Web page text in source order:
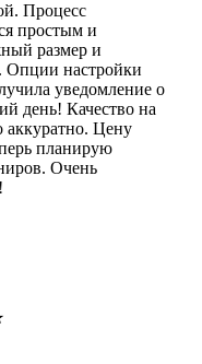
Процесс
простым и
размер и
Опции настройки
уведомление о
день! Качество на
аккуратно. Цену
планирую
Очень